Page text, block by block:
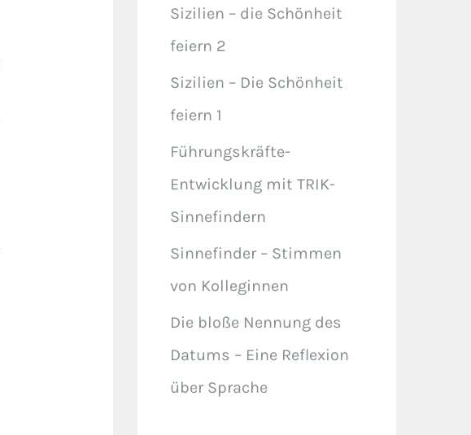
Sizilien – die Schönheit
feiern 2
Sizilien – Die Schönheit
feiern 1
Führungskräfte-
Entwicklung mit TRIK-
Sinnefindern
Sinnefinder – Stimmen
von Kolleginnen
Die bloße Nennung des
Datums – Eine Reflexion
über Sprache